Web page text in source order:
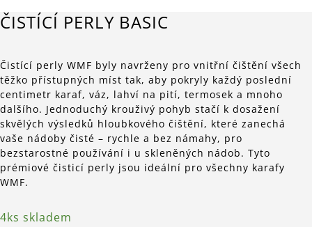
ČISTÍCÍ PERLY BASIC
Čistící perly WMF byly navrženy pro vnitřní čištění všech
těžko přístupných míst tak, aby pokryly každý poslední
centimetr karaf, váz, lahví na pití, termosek a mnoho
dalšího. Jednoduchý krouživý pohyb stačí k dosažení
skvělých výsledků hloubkového čištění, které zanechá
vaše nádoby čisté – rychle a bez námahy, pro
bezstarostné používání i u skleněných nádob. Tyto
prémiové čisticí perly jsou ideální pro všechny karafy
WMF.
4ks skladem